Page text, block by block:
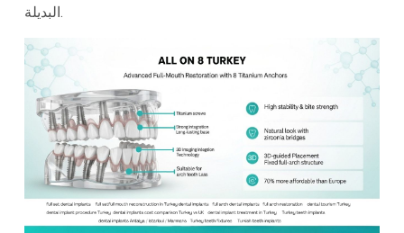
البديلة.